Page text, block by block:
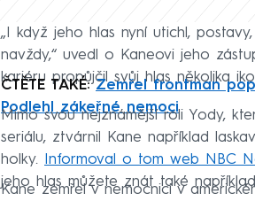
„I když jeho hlas nyní utichl,
navždy,“ uvedl o Kaneovi jeho
kariéru propůjčil svůj hlas několika
ČTĚTE TAKÉ:Zemřel frontman
Podlehl zákeřné nemoci
Mimo svou nejznámější roli Yody,
seriálu, ztvárnil Kane například
holky.
Informoval o tom web NBC
jeho hlas můžete znát také
Kane zemřel v nemocnici v